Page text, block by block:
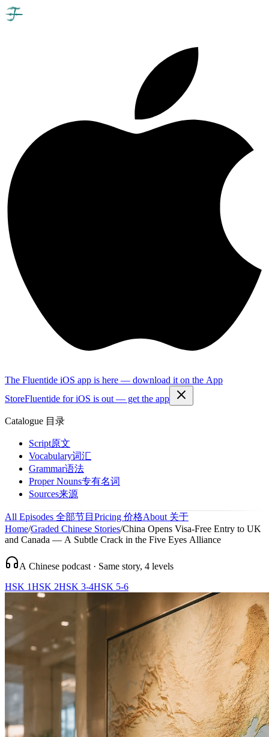
The Fluentide iOS app is here — download it on the App
StoreFluentide for iOS is out — get the app
Catalogue 目录
Script原文
Vocabulary词汇
Grammar语法
Proper Nouns专有名词
Sources来源
All Episodes 全部节目 Pricing 价格About 关于
Home/Graded Chinese Stories/China Opens Visa-Free Entry to UK
and Canada — A Subtle Crack in the Five Eyes Alliance
A Chinese podcast · Same story, 4 levels
HSK 1HSK 2HSK 3-4HSK 5-6